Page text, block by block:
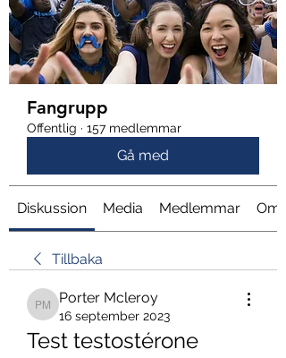
Fangrupp
Offentlig · 157 medlemmar
Gå med
Diskussion Media Medlemmar Om
Tillbaka
Porter Mcleroy
Porter Mcleroy
16 september 2023
Test testostérone